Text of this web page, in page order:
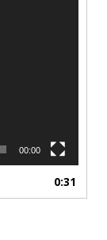
00:00
0:31